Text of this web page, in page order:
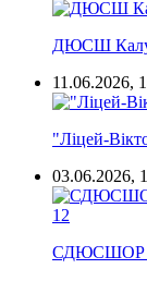
ДЮСШ
11.06.2026,
"Ліцей-
03.06.2026,
СДЮСШОР